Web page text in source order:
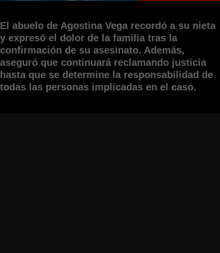
El abuelo de Agostina Vega recordó a su nieta
y expresó el dolor de la familia tras la
confirmación de su asesinato. Además,
aseguró que continuará reclamando justicia
hasta que se determine la responsabilidad de
todas las personas implicadas en el caso.